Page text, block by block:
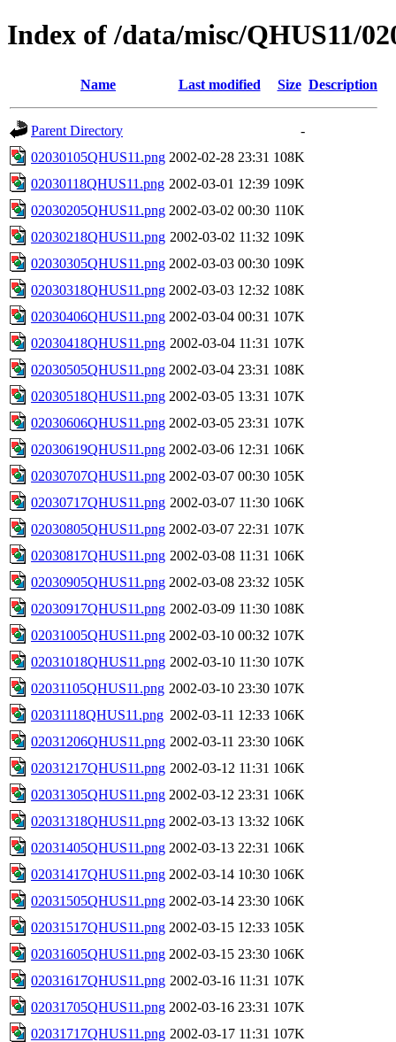
Index of /data/misc/QHUS11/
Name Last modified Size Description
Parent Directory
-
02030105QHUS11.png 2002-02-28 23:31 108K
02030118QHUS11.png 2002-03-01 12:39 109K
02030205QHUS11.png 2002-03-02 00:30 110K
02030218QHUS11.png 2002-03-02 11:32 109K
02030305QHUS11.png 2002-03-03 00:30 109K
02030318QHUS11.png 2002-03-03 12:32 108K
02030406QHUS11.png 2002-03-04 00:31 107K
02030418QHUS11.png 2002-03-04 11:31 107K
02030505QHUS11.png 2002-03-04 23:31 108K
02030518QHUS11.png 2002-03-05 13:31 107K
02030606QHUS11.png 2002-03-05 23:31 107K
02030619QHUS11.png 2002-03-06 12:31 106K
02030707QHUS11.png 2002-03-07 00:30 105K
02030717QHUS11.png 2002-03-07 11:30 106K
02030805QHUS11.png 2002-03-07 22:31 107K
02030817QHUS11.png 2002-03-08 11:31 106K
02030905QHUS11.png 2002-03-08 23:32 105K
02030917QHUS11.png 2002-03-09 11:30 108K
02031005QHUS11.png 2002-03-10 00:32 107K
02031018QHUS11.png 2002-03-10 11:30 107K
02031105QHUS11.png 2002-03-10 23:30 107K
02031118QHUS11.png 2002-03-11 12:33 106K
02031206QHUS11.png 2002-03-11 23:30 106K
02031217QHUS11.png 2002-03-12 11:31 106K
02031305QHUS11.png 2002-03-12 23:31 106K
02031318QHUS11.png 2002-03-13 13:32 106K
02031405QHUS11.png 2002-03-13 22:31 106K
02031417QHUS11.png 2002-03-14 10:30 106K
02031505QHUS11.png 2002-03-14 23:30 106K
02031517QHUS11.png 2002-03-15 12:33 105K
02031605QHUS11.png 2002-03-15 23:30 106K
02031617QHUS11.png 2002-03-16 11:31 107K
02031705QHUS11.png 2002-03-16 23:31 107K
02031717QHUS11.png 2002-03-17 11:31 107K